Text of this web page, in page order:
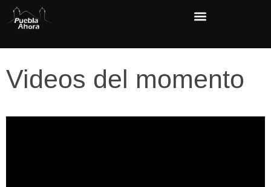
Videos del momento